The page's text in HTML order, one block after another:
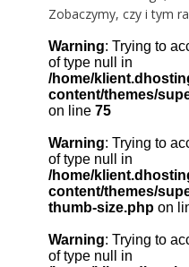
Zobaczymy, czy i tym